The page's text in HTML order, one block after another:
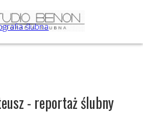
- reportaż ślubny